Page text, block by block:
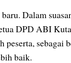
Dalam
DPD ABI
peserta, sebagai
baik.